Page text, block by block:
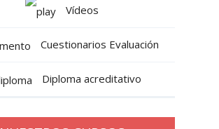
Vídeos
Cuestionarios Evaluación
Diploma acreditativo